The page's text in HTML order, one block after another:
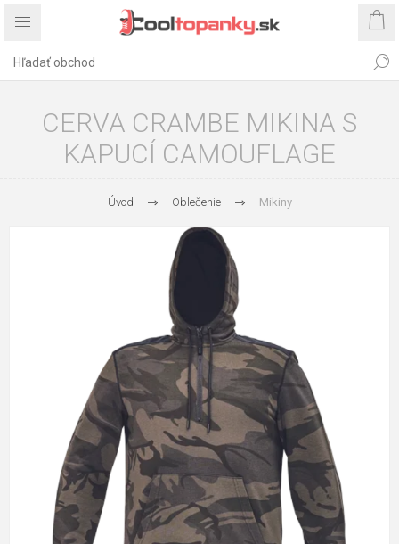
CERVA CRAMBE MIKINA S
KAPUCÍ CAMOUFLAGE
Úvod Oblečenie Mikiny